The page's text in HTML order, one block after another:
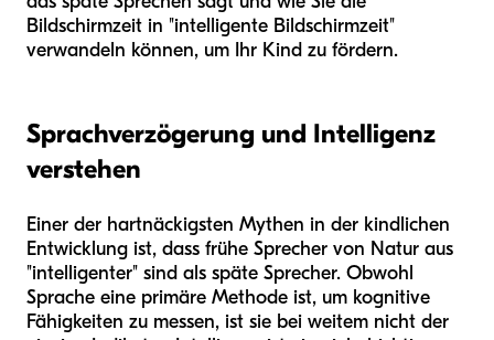
Bildschirmzeit in "intelligente Bildschirmzeit"
verwandeln können, um Ihr Kind zu fördern.
Sprachverzögerung und Intelligenz
verstehen
Einer der hartnäckigsten Mythen in der kindlichen
Entwicklung ist, dass frühe Sprecher von Natur aus
"intelligenter" sind als späte Sprecher. Obwohl
Sprache eine primäre Methode ist, um kognitive
Fähigkeiten zu messen, ist sie bei weitem nicht der